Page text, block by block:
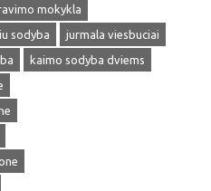
mokykla
sodyba
jurmala viesbuciai
kaimo sodyba dviems